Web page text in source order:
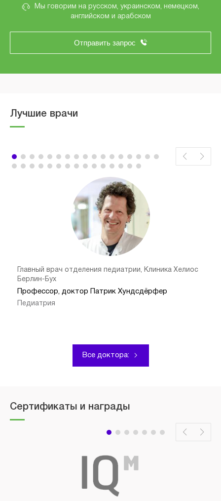
Мы говорим на русском, украинском, немецком,
английском и арабском
Отправить запрос
Лучшие врачи
Главный врач отделения педиатрии, Клиника Хелиос
Берлин-Бух
Профессор, доктор Патрик Хундсдёрфер
Педиатрия
Все доктора:
Сертификаты и награды